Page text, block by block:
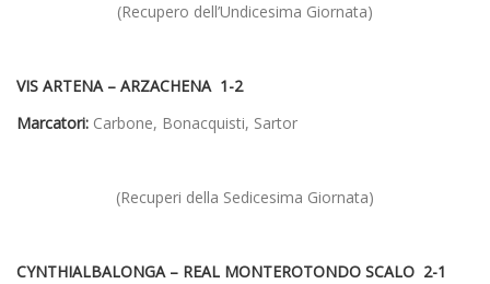
(Recupero dell’Undicesima Giornata)
VIS ARTENA – ARZACHENA 1-2
Marcatori: Carbone, Bonacquisti, Sartor
(Recuperi della Sedicesima Giornata)
CYNTHIALBALONGA – REAL MONTEROTONDO SCALO 2-1